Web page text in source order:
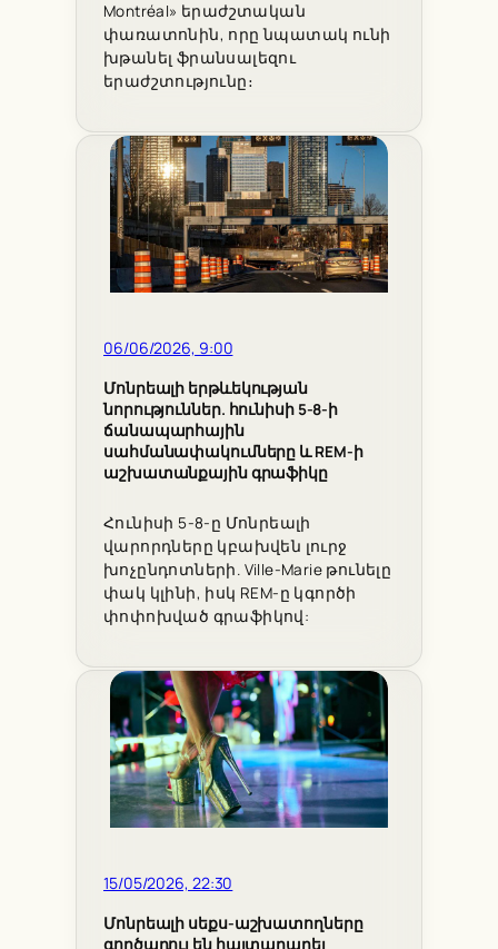
Montréal» երաժշտական
փառատոնին, որը նպատակ ունի
խթանել ֆրանսալեզու
երաժշտությունը։
06/06/2026, 9:00
Մոնրեալի երթևեկության
նորություններ. հունիսի 5-8-ի
ճանապարհային
սահմանափակումները և REM-ի
աշխատանքային գրաֆիկը
Հունիսի 5-8-ը Մոնրեալի
վարորդները կբախվեն լուրջ
խոչընդոտների. Ville-Marie թունելը
փակ կլինի, իսկ REM-ը կգործի
փոփոխված գրաֆիկով:
15/05/2026, 22:30
Մոնրեալի սեքս-աշխատողները
գործադուլ են հայտարարել